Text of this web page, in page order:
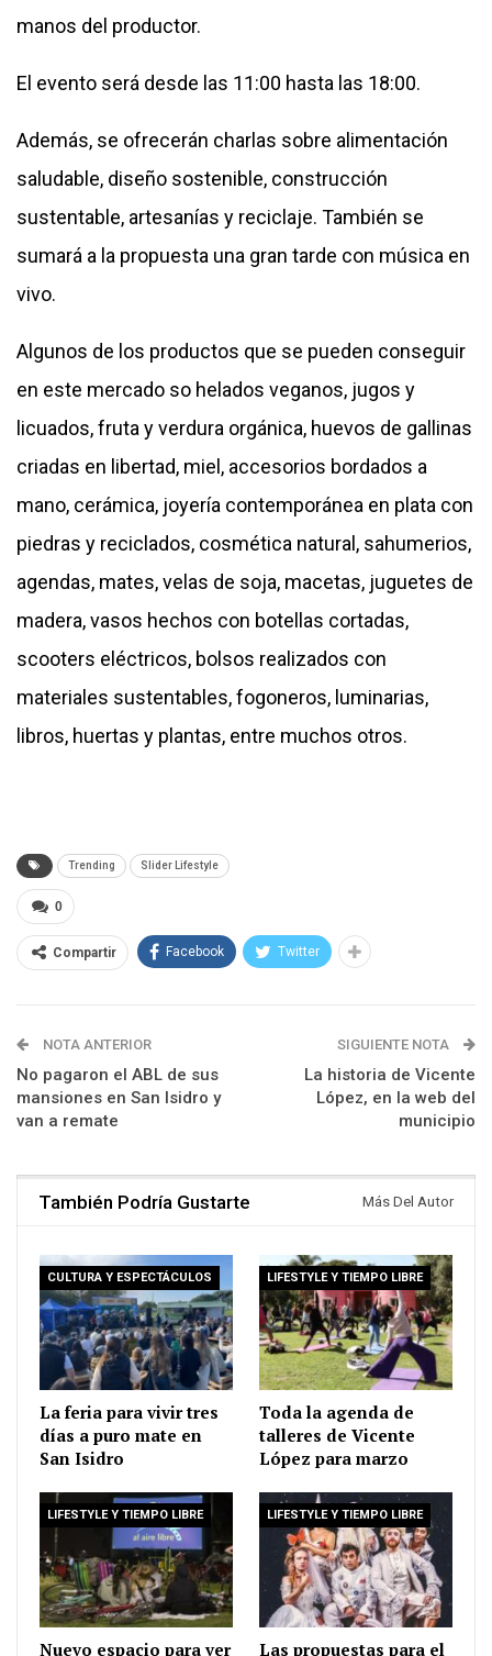
manos del productor.
El evento será desde las 11:00 hasta las 18:00.
Además, se ofrecerán charlas sobre alimentación
saludable, diseño sostenible, construcción
sustentable, artesanías y reciclaje. También se
sumará a la propuesta una gran tarde con música en
vivo.
Algunos de los productos que se pueden conseguir
en este mercado so helados veganos, jugos y
licuados, fruta y verdura orgánica, huevos de gallinas
criadas en libertad, miel, accesorios bordados a
mano, cerámica, joyería contemporánea en plata con
piedras y reciclados, cosmética natural, sahumerios,
agendas, mates, velas de soja, macetas, juguetes de
madera, vasos hechos con botellas cortadas,
scooters eléctricos, bolsos realizados con
materiales sustentables, fogoneros, luminarias,
libros, huertas y plantas, entre muchos otros.
Trending Slider Lifestyle
0
Compartir Facebook Twitter
NOTA ANTERIOR
No pagaron el ABL de sus
mansiones en San Isidro y
van a remate
SIGUIENTE NOTA
La historia de Vicente
López, en la web del
municipio
También Podría Gustarte Más Del Autor
CULTURA Y ESPECTÁCULOS
La feria para vivir tres
días a puro mate en
San Isidro
LIFESTYLE Y TIEMPO LIBRE
Toda la agenda de
talleres de Vicente
López para marzo
LIFESTYLE Y TIEMPO LIBRE
Nuevo espacio para ver
LIFESTYLE Y TIEMPO LIBRE
Las propuestas para el